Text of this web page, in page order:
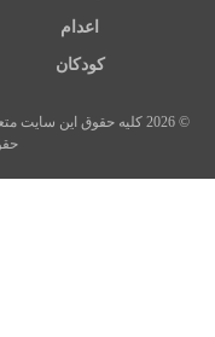
اعدام
کودکان
© 2026 کلیه حقوق این